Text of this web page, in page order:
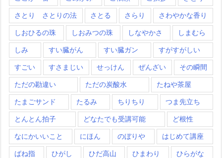
さとり さとりの法 さとる さらり さわやかな香り
しおひるの珠 しおみつの珠 しなやかさ しまむら
しみ すい臓がん すい臓ガン すがすがしい
すごい すさまじい せっけん ぜんざい その瞬間
ただの勘違い ただの炭酸水 たねや茶屋
たまごサンド たるみ ちりちり つま先立ち
とんとん拍子 どなたでも受講可能 ど根性
なにかいいこと にほん のぼりや はじめて講座
ばね指 ひがし ひだ高山 ひまわり ひらがな